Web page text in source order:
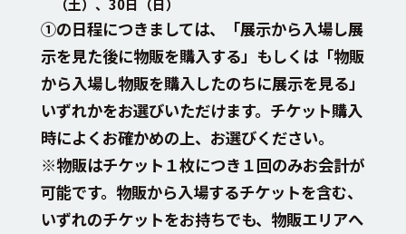
（土）、30日（日）
①の日程につきましては、「展示から入場し展
示を見た後に物販を購入する」もしくは「物販
から入場し物販を購入したのちに展示を見る」
いずれかをお選びいただけます。チケット購入
時によくお確かめの上、お選びください。
※物販はチケット１枚につき１回のみお会計が
可能です。物販から入場するチケットを含む、
いずれのチケットをお持ちでも、物販エリアへ